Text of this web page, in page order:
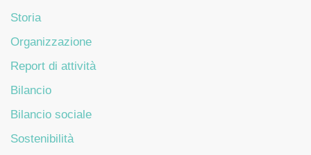
Storia
Organizzazione
Report di attività
Bilancio
Bilancio sociale
Sostenibilità